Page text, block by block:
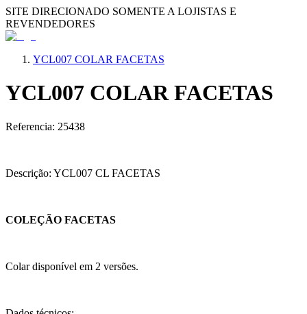
SITE DIRECIONADO SOMENTE A LOJISTAS E
REVENDEDORES
YCL007 COLAR FACETAS
YCL007 COLAR FACETAS
Referencia: 25438
Descrição: YCL007 CL FACETAS
COLEÇÃO FACETAS
Colar disponível em 2 versões.